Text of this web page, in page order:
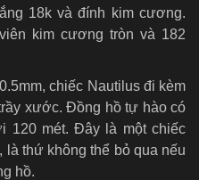
18k và đính kim cương.
kim cương tròn và 182
chiếc Nautilus đi kèm
xước. Đồng hồ tự hào có
120 mét. Đây là một chiếc
là thứ không thể bỏ qua nếu
hồ.